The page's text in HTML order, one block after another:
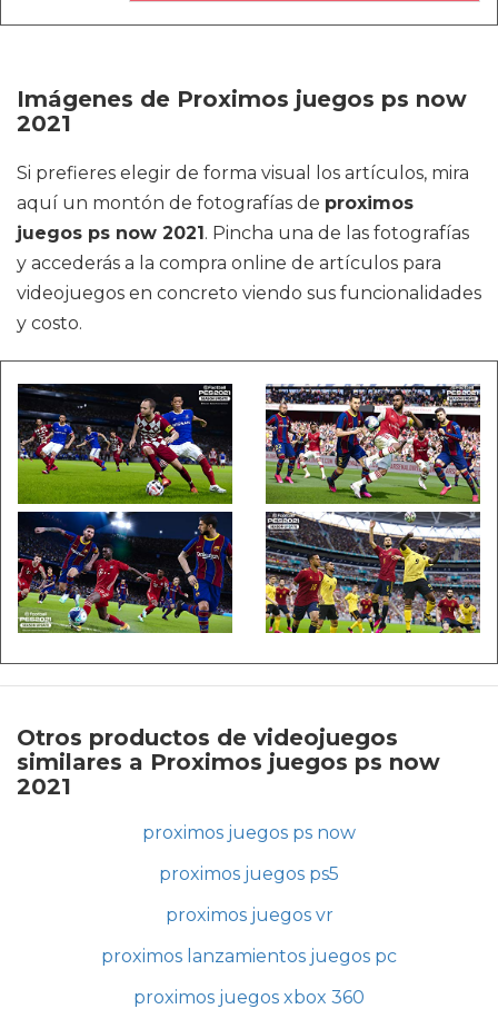
Imágenes de Proximos juegos ps now
2021
Si prefieres elegir de forma visual los artículos, mira
aquí un montón de fotografías de proximos
juegos ps now 2021. Pincha una de las fotografías
y accederás a la compra online de artículos para
videojuegos en concreto viendo sus funcionalidades
y costo.
Otros productos de videojuegos
similares a Proximos juegos ps now
2021
proximos juegos ps now
proximos juegos ps5
proximos juegos vr
proximos lanzamientos juegos pc
proximos juegos xbox 360